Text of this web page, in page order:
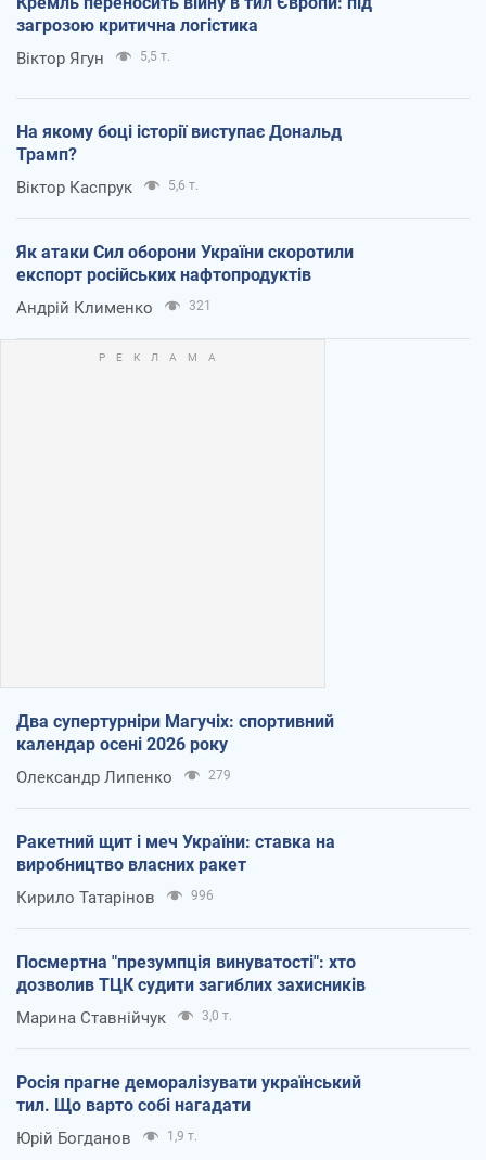
загрозою критична логістика
Віктор Ягун 5,5 т.
На якому боці історії виступає Дональд
Трамп?
Віктор Каспрук 5,6 т.
Як атаки Сил оборони України скоротили
експорт російських нафтопродуктів
Андрій Клименко 321
Два супертурніри Магучіх: спортивний
календар осені 2026 року
Олександр Липенко 279
Ракетний щит і меч України: ставка на
виробництво власних ракет
Кирило Татарінов 996
Посмертна "презумпція винуватості": хто
дозволив ТЦК судити загиблих захисників
Марина Ставнійчук 3,0 т.
Росія прагне деморалізувати український
тил. Що варто собі нагадати
Юрій Богданов 1,9 т.